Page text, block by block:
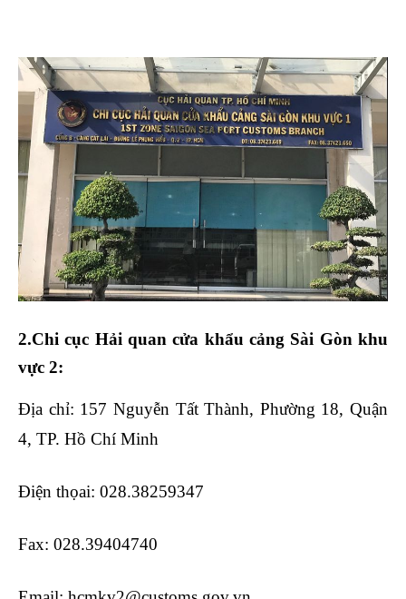
2.Chi cục Hải quan cửa khẩu cảng Sài Gòn khu
vực 2:
Địa chỉ: 157 Nguyễn Tất Thành, Phường 18, Quận
4, TP. Hồ Chí Minh
Điện thọai: 028.38259347
Fax: 028.39404740